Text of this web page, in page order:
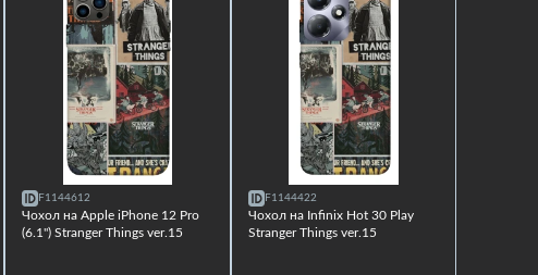
F1144612
Чохол на Apple iPhone 12 Pro
(6.1") Stranger Things ver.15
F1144422
Чохол на Infinix Hot 30 Play
Stranger Things ver.15